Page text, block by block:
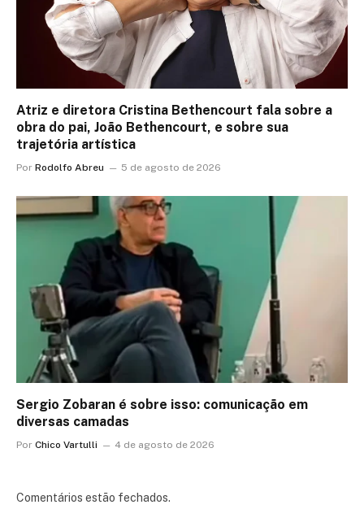
Atriz e diretora Cristina Bethencourt fala sobre a
obra do pai, João Bethencourt, e sobre sua
trajetória artística
Por Rodolfo Abreu 5 de agosto de 2026
Sergio Zobaran é sobre isso: comunicação em
diversas camadas
Por Chico Vartulli 4 de agosto de 2026
Comentários estão fechados.